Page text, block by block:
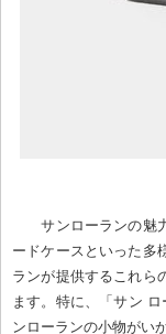
サンローランの魅
ードケースといった多
ランが提供するこれら
ます。特に、「サン
ンローランの小物がい